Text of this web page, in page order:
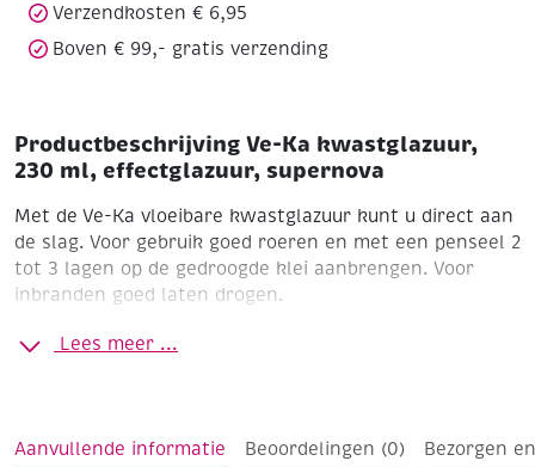
Verzendkosten € 6,95
Boven € 99,- gratis verzending
Productbeschrijving Ve-Ka kwastglazuur,
230 ml, effectglazuur, supernova
Met de Ve-Ka vloeibare kwastglazuur kunt u direct aan
de slag. Voor gebruik goed roeren en met een penseel 2
tot 3 lagen op de gedroogde klei aanbrengen. Voor
inbranden goed laten drogen.
Voor aardewerk
Lees meer ...
Aanvullende informatie Beoordelingen (0) Bezorgen